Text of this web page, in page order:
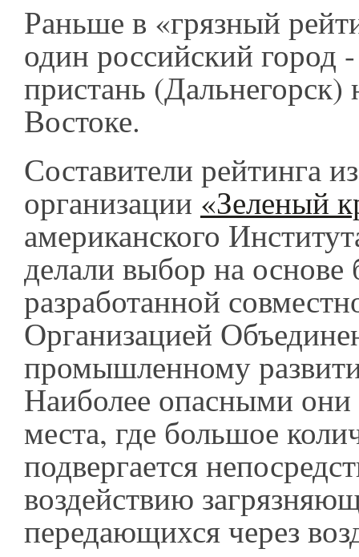
Раньше в «грязный
один российский город
пристань
Востоке.
Составители рейтинга
организации «Зеленый
американского
делали выбор на
разработанной
Организацией
промышленному
Наиболее опасными они
места, где большое
подвергается
воздействию
передающихся через